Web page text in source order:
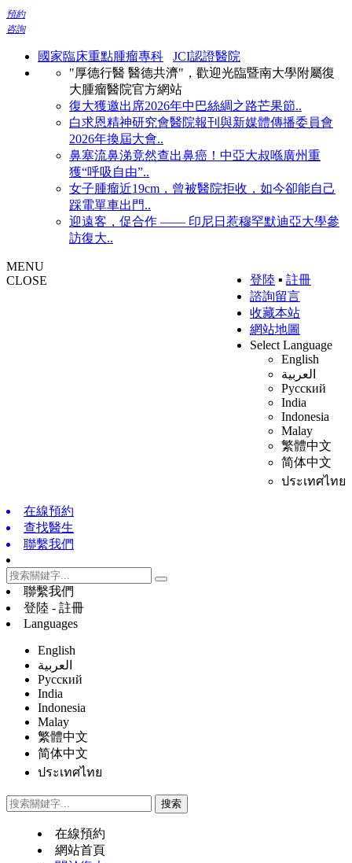
預約
咨詢
國家臨床重點腫瘤專科
JCI認證醫院
"厚德行醫 醫德共濟"，歡迎光臨暨南大學附屬復
大腫瘤醫院官方網站
復大獲邀出席2026年中巴絲綢之路芒果節..
白求恩精神研究會醫院報刊與新媒體傳播委員會
2026年換屆大會..
鼻塞流鼻涕竟然查出鼻癌！中亞大叔喺廣州重
獲“呼吸自由”..
女子腫瘤近19cm，曾被醫院拒收，如今卻能自己
踩電單車出門..
迎遠客，促合作 —— 印尼日惹穆罕默迪亞大學參
訪復大..
登陸 ▪ 註冊
諮詢留言
收藏本站
網站地圖
Select Language
English
العربية
Русский
India
Indonesia
Malay
繁體中文
简体中文
ประเทศไทย
MENU
CLOSE
在線預約
查找醫生
聯繫我們
聯繫我們
登陸 - 註冊
Languages
English
العربية
Русский
India
Indonesia
Malay
繁體中文
简体中文
ประเทศไทย
在線預約
網站首頁